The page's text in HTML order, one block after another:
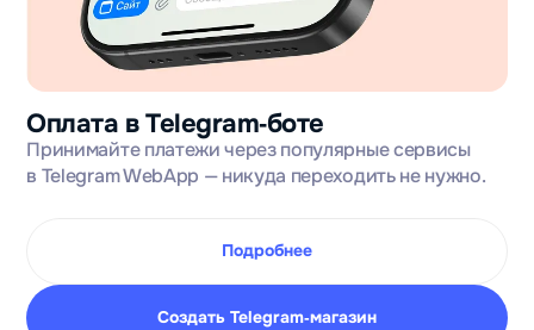
Оплата в Telegram‑боте
Принимайте платежи через популярные сервисы
в Telegram WebApp — никуда переходить не нужно.
Подробнее
Создать Telegram‑магазин